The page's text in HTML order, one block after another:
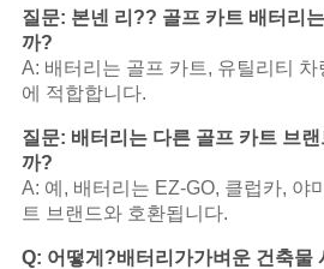
질문: 본넨 리?? 골프 카트 배터리
까?
A: 배터리는 골프 카트, 유틸리티
에 적합합니다.
질문: 배터리는 다른 골프 카트 브
까?
A: 예, 배터리는 EZ-GO, 클럽카, 야
트 브랜드와 호환됩니다.
Q: 어떻게?배터리가가벼운 건축물